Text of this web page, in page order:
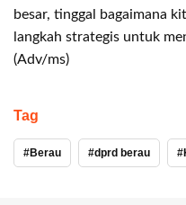
besar, tinggal bagaimana
langkah strategis untuk
(Adv/ms)
Tag
Berau dprd berau